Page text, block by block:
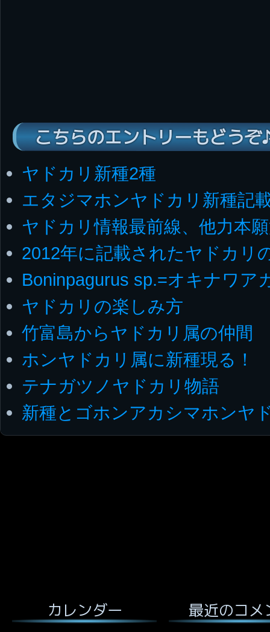
こちらのエントリーもどうぞ
ヤドカリ新種2種
エタジマホンヤドカリ新種記
ヤドカリ情報最前線、他力本
2012年に記載されたヤドカリ
Boninpagurus sp.=オキナワア
ヤドカリの楽しみ方
竹富島からヤドカリ属の仲間
ホンヤドカリ属に新種現る！
テナガツノヤドカリ物語
新種とゴホンアカシマホンヤ
カレンダー 最近のコメ